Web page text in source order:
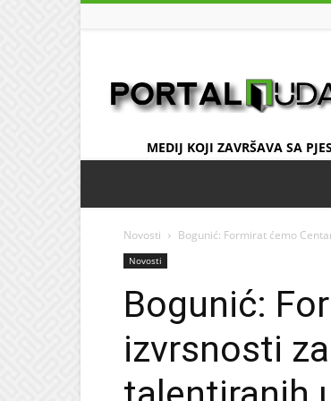
MEDIJ KOJI ZAVRŠAVA SA
Novosti Bogunić: Formirat ćemo
Novosti
Bogunić:
izvrsnosti